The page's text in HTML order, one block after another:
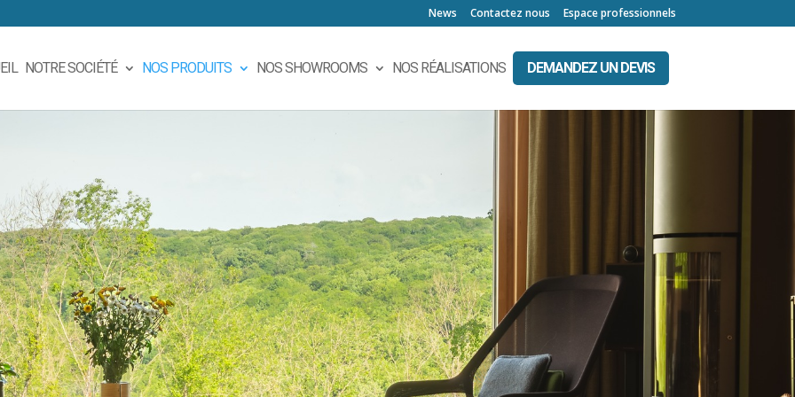
News Contactez nous Espace professionnels
NOTRE SOCIÉTÉ NOS PRODUITS NOS SHOWROOMS NOS RÉALISATIONS DEMANDEZ UN DEVIS